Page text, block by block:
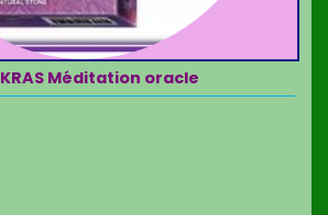
Méditation oracle